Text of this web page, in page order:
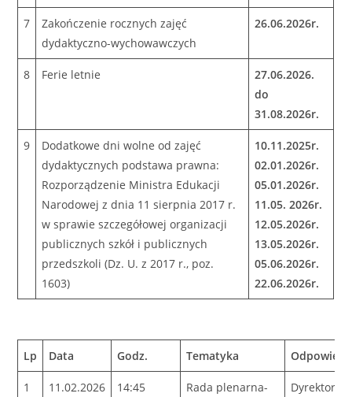
7
Zakończenie rocznych zajęć
dydaktyczno-wychowawczych
26.06.2026r.
8 Ferie letnie
27.06.2026.
do
31.08.2026r.
9
Dodatkowe dni wolne od zajęć
dydaktycznych podstawa prawna:
Rozporządzenie Ministra Edukacji
Narodowej z dnia 11 sierpnia 2017 r.
w sprawie szczegółowej organizacji
publicznych szkół i publicznych
przedszkoli (Dz. U. z 2017 r., poz.
1603)
10.11.2025r.
02.01.2026r.
05.01.2026r.
11.05. 2026r.
12.05.2026r.
13.05.2026r.
05.06.2026r.
22.06.2026r.
Lp Data Godz. Tematyka
1
11.02.2026
14:45
Rada plenarna-
Dyrektor